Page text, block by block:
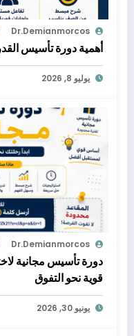
Dr.demianmorcos
أهمية دورة تأسيس
يوليو 8, 2026
Dr.demianmorcos
دورة تأسيس مجانية
قوية نحو التفوق
يونيو 30, 2026